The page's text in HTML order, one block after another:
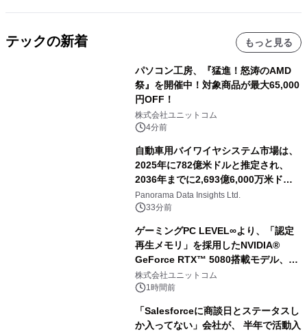
テックの新着 もっと見る
パソコン工房、『猛進！怒涛のAMD
祭』を開催中！対象商品が最大65,000
円OFF！
株式会社ユニットコム
4分前
自動車用バイワイヤシステム市場は、
2025年に782億米ドルと推定され、
2036年までに2,693億6,000万米ドル
に達すると予測されており、予測期間
（2026年～2036年）
Panorama Data Insights Ltd.
33分前
ゲーミングPC LEVEL∞より、「認定
再生メモリ」を採用したNVIDIA®
GeForce RTX™ 5080搭載モデル、
NVIDIA® GeForce RTX™ 5070 Ti搭
載モデルを販売開始
株式会社ユニットコム
1時間前
「Salesforceに商談日とステータスし
か入ってない」会社が、 半年で活動入